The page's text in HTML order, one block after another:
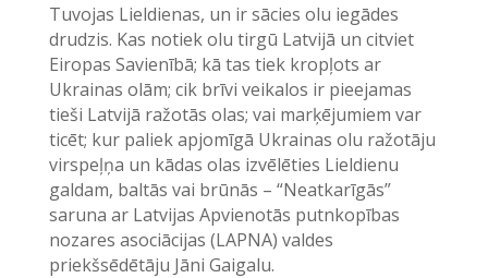
Tuvojas Lieldienas, un ir sācies olu iegādes
drudzis. Kas notiek olu tirgū Latvijā un citviet
Eiropas Savienībā; kā tas tiek kropļots ar
Ukrainas olām; cik brīvi veikalos ir pieejamas
tieši Latvijā ražotās olas; vai marķējumiem var
ticēt; kur paliek apjomīgā Ukrainas olu ražotāju
virspeļņa un kādas olas izvēlēties Lieldienu
galdam, baltās vai brūnās – “Neatkarīgās”
saruna ar Latvijas Apvienotās putnkopības
nozares asociācijas (LAPNA) valdes
priekšsēdētāju Jāni Gaigalu.